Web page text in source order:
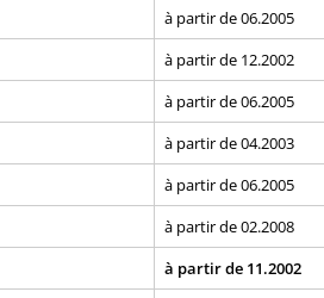
à partir de 06.2005
à partir de 12.2002
à partir de 06.2005
à partir de 04.2003
à partir de 06.2005
à partir de 02.2008
à partir de 11.2002